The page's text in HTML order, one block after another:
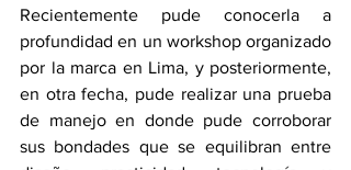
Recientemente pude conocerla a
profundidad en un workshop organizado
por la marca en Lima, y posteriormente,
en otra fecha, pude realizar una prueba
de manejo en donde pude corroborar
sus bondades que se equilibran entre